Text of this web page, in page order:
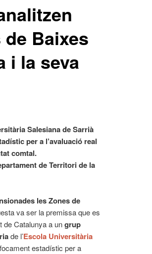
de Baixes
i la seva
Salesiana de Sarrià
per a l’avaluació real
comtal.
de Territori de la
les Zones de
va ser la premissa que es
de Catalunya a ungrup
de l’Escola Universitària
estadístic per a